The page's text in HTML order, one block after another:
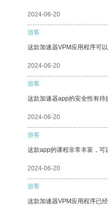
2024-06-20
游客
这款加速器VPM应用程序可
2024-06-20
游客
这款加速器app的安全性有待
2024-06-20
游客
这款app的课程非常丰富，可
2024-06-20
游客
这款加速器VPM应用程序已